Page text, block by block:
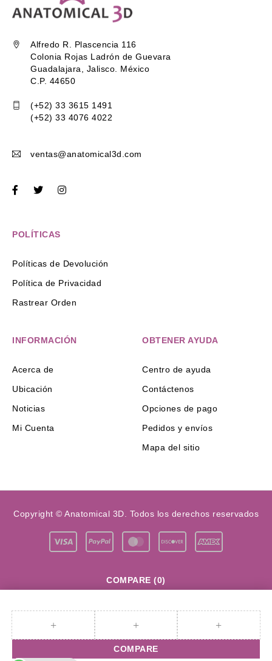
Alfredo R. Plascencia 116
Colonia Rojas Ladrón de Guevara
Guadalajara, Jalisco. México
C.P. 44650
(+52) 33 3615 1491
(+52) 33 4076 4022
ventas@anatomical3d.com
POLÍTICAS
Políticas de Devolución
Política de Privacidad
Rastrear Orden
INFORMACIÓN
Acerca de
Ubicación
Noticias
Mi Cuenta
OBTENER AYUDA
Centro de ayuda
Contáctenos
Opciones de pago
Pedidos y envíos
Mapa del sitio
Copyright © Anatomical 3D. Todos los derechos reservados
COMPARE (0)
COMPARE